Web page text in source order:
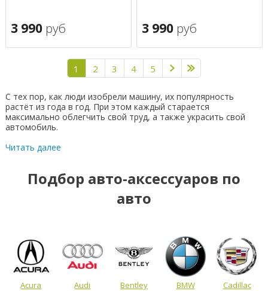
3 990 руб 3 990 руб
1 2 3 4 5
С тех пор, как люди изобрели машину, их популярность
растёт из года в год. При этом каждый старается
максимально облегчить свой труд, а также украсить свой
автомобиль.
Читать далее
Подбор авто-аксессуаров по
авто
Acura Audi Bentley BMW Cadillac